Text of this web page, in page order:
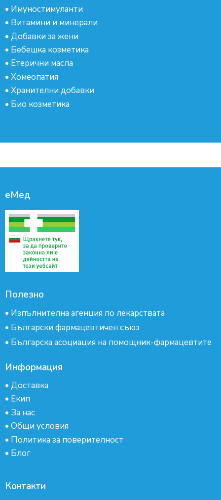
• Имуностимуланти
• Витамини и минерали
• Добавки за жени
• Бебешка козметика
• Етерични масла
• Хомеопатия
• Хранителни добавки
• Био козметика
еМед
Полезно
• Изпълнителна агенция по лекарствата
• Български фармацевтичен съюз
• Българска асоциация на помощник-фармацевтите
Информация
• Доставка
• Екип
• За нас
• Общи условия
• Политика за поверителност
• Блог
Контакти